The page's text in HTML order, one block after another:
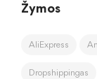
Žymos
AliExpress
Dropshippingas